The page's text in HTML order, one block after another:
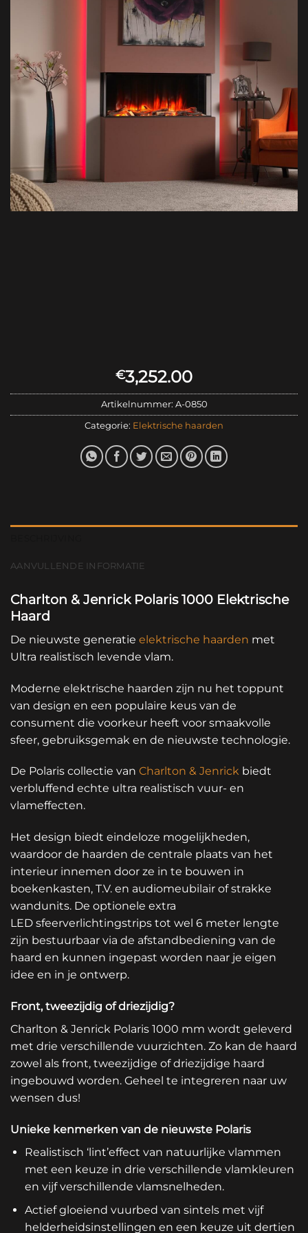
€3,252.00
Artikelnummer: A-0850
Categorie: Elektrische haarden
AANVULLENDE INFORMATIE
Charlton & Jenrick Polaris 1000 Elektrische
Haard
De nieuwste generatie elektrische haarden met
Ultra realistisch levende vlam.
Moderne elektrische haarden zijn nu het toppunt
van design en een populaire keus van de
consument die voorkeur heeft voor smaakvolle
sfeer, gebruiksgemak en de nieuwste technologie.
De Polaris collectie van Charlton & Jenrick biedt
verbluffend echte ultra realistisch vuur- en
vlameffecten.
Het design biedt eindeloze mogelijkheden,
waardoor de haarden de centrale plaats van het
interieur innemen door ze in te bouwen in
boekenkasten, T.V. en audiomeubilair of strakke
wandunits. De optionele extra
LED sfeerverlichtingstrips tot wel 6 meter lengte
zijn bestuurbaar via de afstandbediening van de
haard en kunnen ingepast worden naar je eigen
idee en in je ontwerp.
Front, tweezijdig of driezijdig?
Charlton & Jenrick Polaris 1000 mm wordt geleverd
met drie verschillende vuurzichten. Zo kan de haard
zowel als front, tweezijdige of driezijdige haard
ingebouwd worden. Geheel te integreren naar uw
wensen dus!
Unieke kenmerken van de nieuwste Polaris
Realistisch ‘lint’effect van natuurlijke vlammen
met een keuze in drie verschillende vlamkleuren
en vijf verschillende vlamsnelheden.
Actief gloeiend vuurbed van sintels met vijf
helderheidsinstellingen en een keuze uit dertien